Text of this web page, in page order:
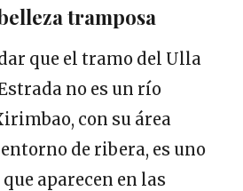
tramposa
que el tramo del Ulla
no es un río
con su área
de ribera, es uno
aparecen en las